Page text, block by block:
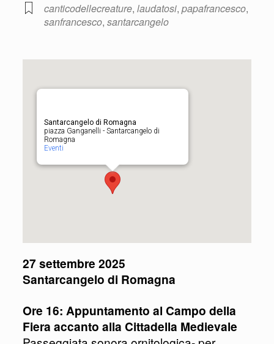
canticodellecreature, laudatosi, papafrancesco,
sanfrancesco, santarcangelo
Santarcangelo di Romagna
piazza Ganganelli - Santarcangelo di
Romagna
Eventi
27 settembre 2025
Santarcangelo di Romagna
Ore 16: Appuntamento al Campo della
Fiera accanto alla Cittadella Medievale